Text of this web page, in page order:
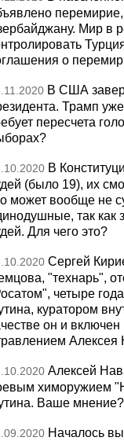
Мир в
о
В США
Трамп
пересчета
В
(было 19), их
может вообще не
так как
Для чего это?
Сергей
"технарь",
четыре
куратором
он и
Алексей
химоружием
Ваше мнение?
Началось